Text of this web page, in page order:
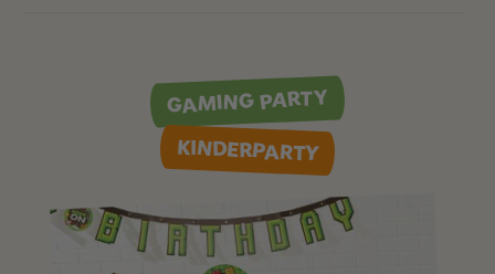
GAMING PARTY
KINDERPARTY